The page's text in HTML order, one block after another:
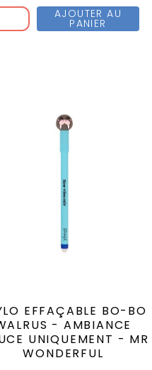
AJOUTER AU
PANIER
EFFAÇABLE BO-BO
- AMBIANCE
UNIQUEMENT - MR
WONDERFUL